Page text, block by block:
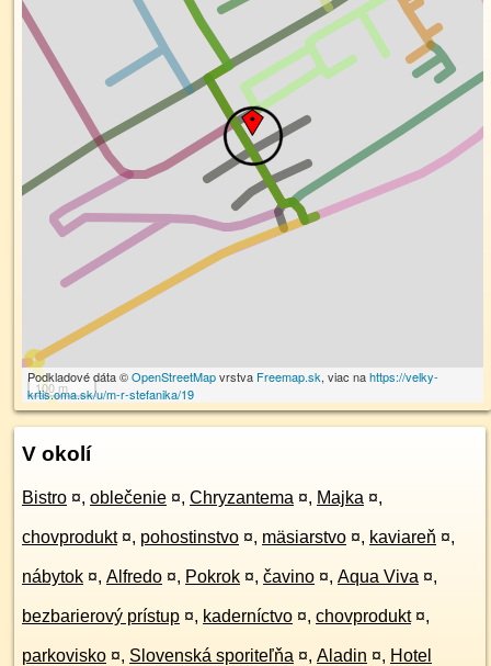
100 m
Podkladové dáta ©OpenStreetMapvrstva Freemap.sk, viac nahttps://velky-
krtis.oma.sk/u/m-r-stefanika/19
V okolí
Bistro ¤, oblečenie ¤, Chryzantema ¤, Majka ¤,
chovprodukt ¤, pohostinstvo ¤, mäsiarstvo ¤, kaviareň ¤,
nábytok ¤, Alfredo ¤, Pokrok ¤, čavino ¤, Aqua Viva ¤,
bezbarierový prístup ¤, kaderníctvo ¤, chovprodukt ¤,
parkovisko ¤, Slovenská sporiteľňa ¤, Aladin ¤, Hotel